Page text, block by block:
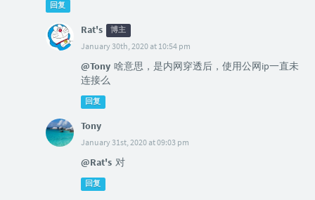
回复
Rat's 博主
January 30th, 2020 at 10:54 pm
@Tony 啥意思，是内网穿透后，使用公网ip一直未
连接么
回复
Tony
January 31st, 2020 at 09:03 pm
@Rat's 对
回复